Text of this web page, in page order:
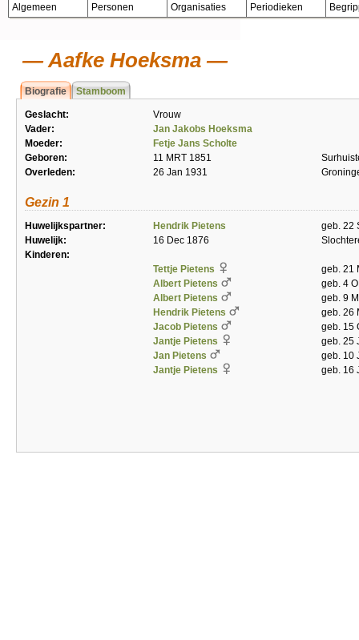
Algemeen Personen Organisaties Periodieken
Aafke Hoeksma
Biografie Stamboom
Geslacht:
Vrouw
Vader:
Jan Jakobs Hoeksma
Moeder:
Fetje Jans Scholte
Geboren:
11 MRT 1851
Overleden:
26 Jan 1931
Gezin 1
Huwelijkspartner: Hendrik Pietens
geb. 22
Huwelijk:
16 Dec 1876
Kinderen:
Tettje Pietens
geb. 21
Albert Pietens
geb. 4
Albert Pietens
geb. 9
Hendrik Pietens
geb. 26
Jacob Pietens
geb. 15
Jantje Pietens
geb. 25
Jan Pietens
geb. 10
Jantje Pietens
geb. 16